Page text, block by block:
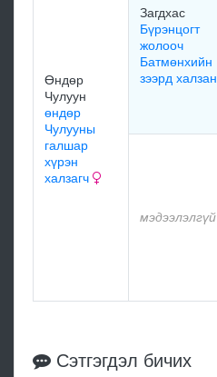
Өндөр
Чулуун
өндөр
Чулууны
галшар
хүрэн
халзагч
Загдхас
Бүрэнцогт
жолооч
Батмөнхийн
зээрд халзан
мэдээлэлгүй
Сэтгэгдэл бичих